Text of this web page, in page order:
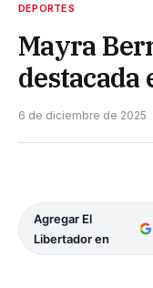
DEPORTES
Mayra
destacada
6 de diciembre de 2025
Agregar El
Libertador en